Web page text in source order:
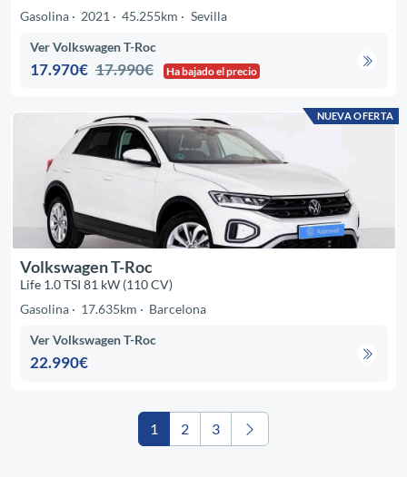
Gasolina
2021 45.255km Sevilla
Ver Volkswagen T-Roc
17.970€ 17.990€ Ha bajado el precio
NUEVA OFERTA
Volkswagen T-Roc
Life 1.0 TSI 81 kW (110 CV)
Gasolina
17.635km Barcelona
Ver Volkswagen T-Roc
22.990€
1 2 3